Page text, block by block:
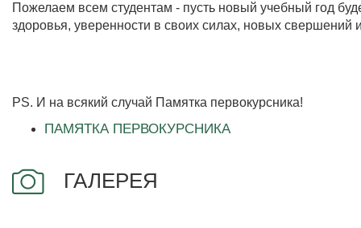
Пожелаем всем студентам - пусть новый учебный год
здоровья, уверенности в своих силах, новых свершений
PS. И на всякий случай Памятка первокурсника!
ПАМЯТКА ПЕРВОКУРСНИКА
ГАЛЕРЕЯ